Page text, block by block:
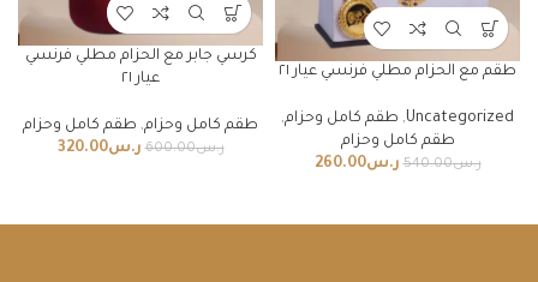
طقم مع الحزام مطلي فرنسي عيار ٢١
Uncategorized
, طقم كامل وحزام,
طقم كامل وحزام
ر.س540.00 ر.س260.00
كرسي جابر مع الحزام مطلي فرنسي
عيار ٢١
طقم كامل وحزام, طقم كامل وحزام
ر.س600.00 ر.س320.00